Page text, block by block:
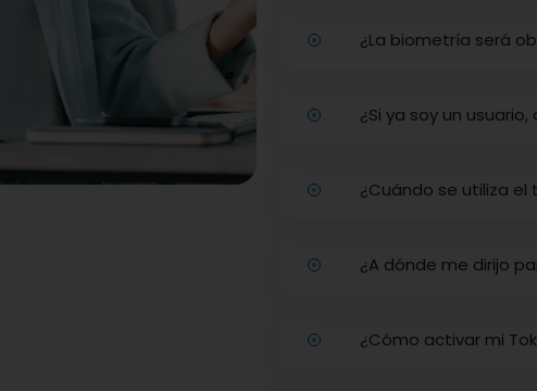
¿La biometría será
¿Si ya soy un
¿Cuándo se utiliza el
¿A dónde me dirijo
¿Cómo activar mi